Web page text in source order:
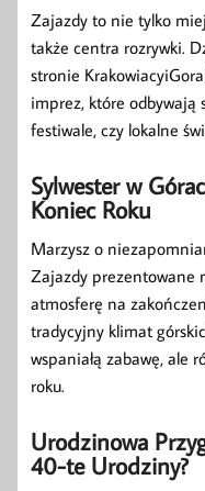
Zajazdy to nie tylko
także centra rozrywki.
stronie
imprez, które odbywają
festiwale, czy lokalne
Sylwester w
Koniec Roku
Marzysz o
Zajazdy prezentowane
atmosferę na
tradycyjny klimat
wspaniałą zabawę, ale
roku.
Urodzinowa
40-te Urodziny?